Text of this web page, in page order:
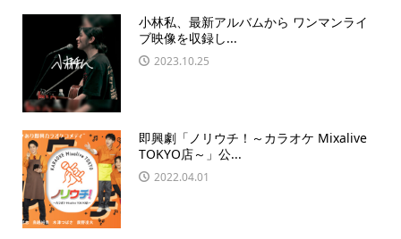
小林私、最新アルバムから ワンマンライ
ブ映像を収録し...
2023.10.25
即興劇「ノリウチ！～カラオケ Mixalive
TOKYO店～」公...
2022.04.01